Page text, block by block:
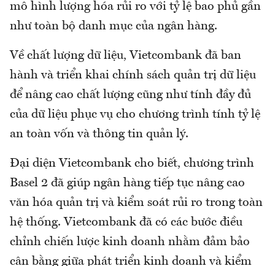
mô hình lượng hóa rủi ro với tỷ lệ bao phủ gần
như toàn bộ danh mục của ngân hàng.
Về chất lượng dữ liệu, Vietcombank đã ban
hành và triển khai chính sách quản trị dữ liệu
để nâng cao chất lượng cũng như tính đầy đủ
của dữ liệu phục vụ cho chương trình tính tỷ lệ
an toàn vốn và thông tin quản lý.
Đại diện Vietcombank cho biết, chương trình
Basel 2 đã giúp ngân hàng tiếp tục nâng cao
văn hóa quản trị và kiểm soát rủi ro trong toàn
hệ thống. Vietcombank đã có các bước điều
chỉnh chiến lược kinh doanh nhằm đảm bảo
cân bằng giữa phát triển kinh doanh và kiểm